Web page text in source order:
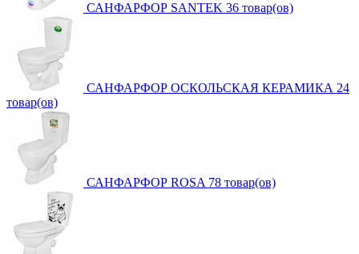
САНФАРФОР SANTEK 36 товар(ов)
САНФАРФОР ОСКОЛЬСКАЯ КЕРАМИКА 24
товар(ов)
САНФАРФОР ROSA 78 товар(ов)